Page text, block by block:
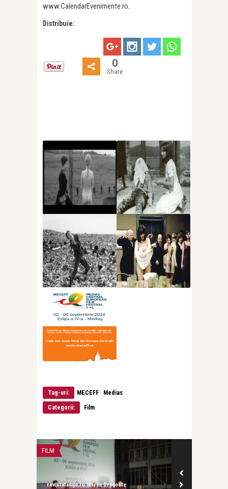
www.CalendarEvenimente.ro.
Distribuie:
0
Share
Tag-uri: MECEFF · Medias
Categorii: Film
FILM
revistatango.ro Marea Dragoste